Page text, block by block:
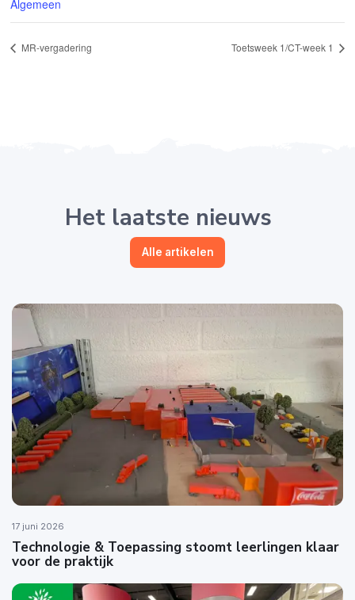
Algemeen
MR-vergadering Toetsweek 1/CT-week 1
Het laatste nieuws
Alle artikelen
17 juni 2026
Technologie & Toepassing stoomt leerlingen klaar
voor de praktijk